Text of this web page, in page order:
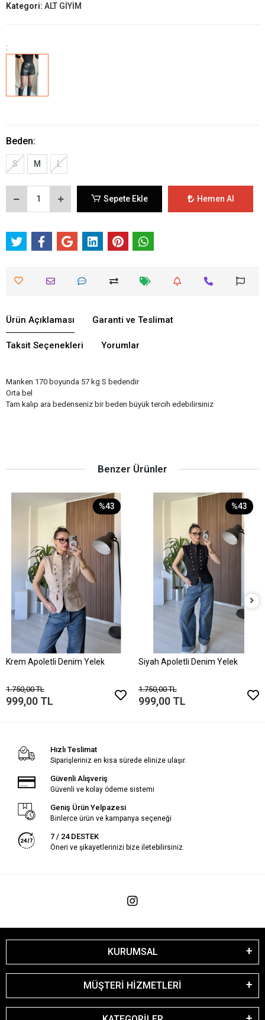
Kategori: ALT GİYİM
:
Beden:
S M L
Sepete Ekle Hemen Al
Ürün Açıklaması Garanti ve Teslimat
Taksit Seçenekleri Yorumlar
Manken 170 boyunda 57 kg S bedendir
Orta bel
Tam kalıp ara bedenseniz bir beden büyük tercih edebilirsiniz
Benzer Ürünler
%43
Krem Apoletli Denim Yelek
1.750,00 TL
999,00 TL
%43
Siyah Apoletli Denim Yelek
1.750,00 TL
999,00 TL
Hızlı Teslimat
Siparişleriniz en kısa sürede elinize ulaşır.
Güvenli Alışveriş
Güvenli ve kolay ödeme sistemi
Geniş Ürün Yelpazesi
Binlerce ürün ve kampanya seçeneği
7 / 24 DESTEK
Öneri ve şikayetlerinizi bize iletebilirsiniz.
KURUMSAL
MÜŞTERİ HİZMETLERİ